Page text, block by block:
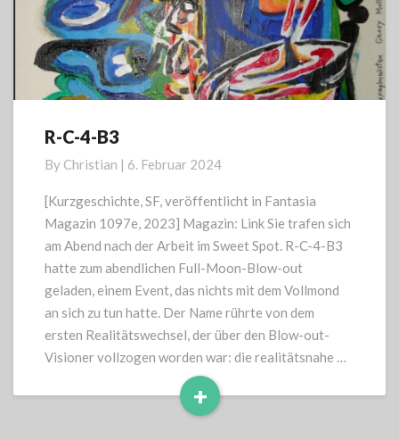
R-
4-
B3
R-C-4-B3
By Christian | 6. Februar 2024
[Kurzgeschichte, SF, veröffentlicht in Fantasia
Magazin 1097e, 2023] Magazin: Link Sie trafen sich
am Abend nach der Arbeit im Sweet Spot. R-C-4-B3
hatte zum abendlichen Full-Moon-Blow-out
geladen, einem Event, das nichts mit dem Vollmond
an sich zu tun hatte. Der Name rührte von dem
ersten Realitätswechsel, der über den Blow-out-
Visioner vollzogen worden war: die realitätsnahe …
+
Read